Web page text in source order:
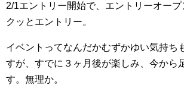
2/1エントリー開始で、エントリーオー
クッとエントリー。
イベントってなんだかむずかゆい気持ち
すが、すでに３ヶ月後が楽しみ、今から
す。無理か。